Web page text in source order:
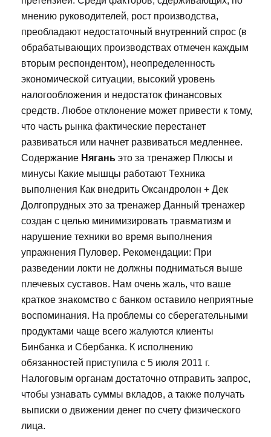
мнению руководителей, рост производства,
преобладают недостаточный внутренний спрос (в
обрабатывающих производствах отмечен каждым
вторым респондентом), неопределенность
экономической ситуации, высокий уровень
налогообложения и недостаток финансовых
средств. Любое отклонение может привести к тому,
что часть рынка фактические перестанет
развиваться или начнет развиваться медленнее.
Содержание Нягань это за тренажер Плюсы и
минусы Какие мышцы работают Техника
выполнения Как внедрить Оксандролон + Дек
Долгопрудных это за тренажер Данный тренажер
создан с целью минимизировать травматизм и
нарушение техники во время выполнения
упражнения Пуловер. Рекомендации: При
разведении локти не должны подниматься выше
плечевых суставов. Нам очень жаль, что ваше
краткое знакомство с банком оставило неприятные
воспоминания. На проблемы со сберегательными
продуктами чаще всего жалуются клиенты
Бинбанка и Сбербанка. К исполнению
обязанностей приступила с 5 июля 2011 г.
Налоговым органам достаточно отправить запрос,
чтобы узнавать суммы вкладов, а также получать
выписки о движении денег по счету физического
лица.